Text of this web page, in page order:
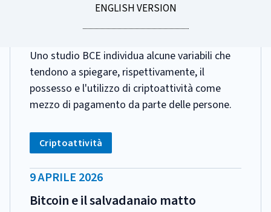
GO
ENGLISH VERSION
PUBBLICAZIONE:
12 GIUGNO 2026
Chi possiede le criptoattività?
Uno studio BCE individua alcune variabili che
tendono a spiegare, rispettivamente, il
possesso e l'utilizzo di criptoattività come
mezzo di pagamento da parte delle persone.
CATEGORIA:
Tag:
Criptoattività
DATA
PUBBLICAZIONE:
9 APRILE 2026
Bitcoin e il salvadanaio matto